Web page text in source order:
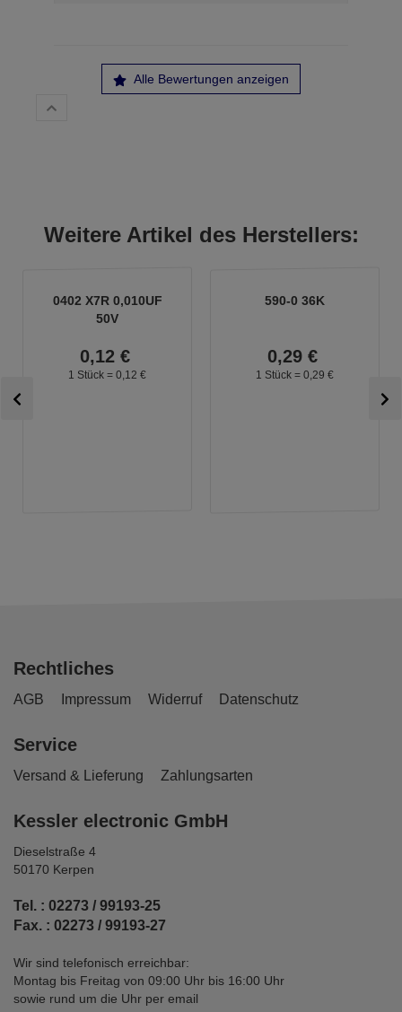
Alle Bewertungen anzeigen
Weitere Artikel des Herstellers:
0402 X7R 0,010UF
50V
0,12 €
1 Stück = 0, 12 €
590-0 36K
0,29 €
1 Stück = 0, 29 €
Rechtliches
AGB Impressum Widerruf Datenschutz
Service
Versand & Lieferung Zahlungsarten
Kessler electronic GmbH
Dieselstraße 4
50170 Kerpen
Tel. : 02273 / 99193-25
Fax. : 02273 / 99193-27
Wir sind telefonisch erreichbar:
Montag bis Freitag von 09:00 Uhr bis 16:00 Uhr
sowie rund um die Uhr per email